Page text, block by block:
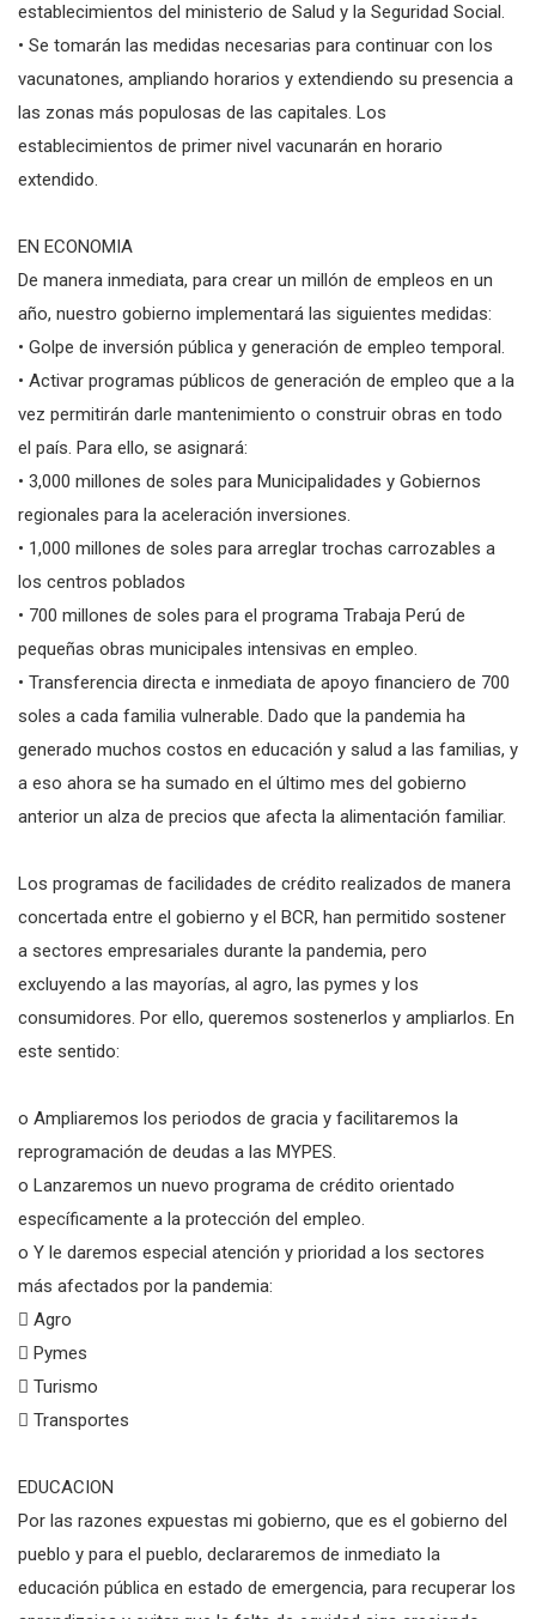
establecimientos del ministerio de Salud y la Seguridad Social.
• Se tomarán las medidas necesarias para continuar con los
vacunatones, ampliando horarios y extendiendo su presencia a
las zonas más populosas de las capitales. Los
establecimientos de primer nivel vacunarán en horario
extendido.
EN ECONOMIA
De manera inmediata, para crear un millón de empleos en un
año, nuestro gobierno implementará las siguientes medidas:
• Golpe de inversión pública y generación de empleo temporal.
• Activar programas públicos de generación de empleo que a la
vez permitirán darle mantenimiento o construir obras en todo
el país. Para ello, se asignará:
• 3,000 millones de soles para Municipalidades y Gobiernos
regionales para la aceleración inversiones.
• 1,000 millones de soles para arreglar trochas carrozables a
los centros poblados
• 700 millones de soles para el programa Trabaja Perú de
pequeñas obras municipales intensivas en empleo.
• Transferencia directa e inmediata de apoyo financiero de 700
soles a cada familia vulnerable. Dado que la pandemia ha
generado muchos costos en educación y salud a las familias, y
a eso ahora se ha sumado en el último mes del gobierno
anterior un alza de precios que afecta la alimentación familiar.
Los programas de facilidades de crédito realizados de manera
concertada entre el gobierno y el BCR, han permitido sostener
a sectores empresariales durante la pandemia, pero
excluyendo a las mayorías, al agro, las pymes y los
consumidores. Por ello, queremos sostenerlos y ampliarlos. En
este sentido:
o Ampliaremos los periodos de gracia y facilitaremos la
reprogramación de deudas a las MYPES.
o Lanzaremos un nuevo programa de crédito orientado
específicamente a la protección del empleo.
o Y le daremos especial atención y prioridad a los sectores
más afectados por la pandemia:
 Agro
 Pymes
 Turismo
 Transportes
EDUCACION
Por las razones expuestas mi gobierno, que es el gobierno del
pueblo y para el pueblo, declararemos de inmediato la
educación pública en estado de emergencia, para recuperar los